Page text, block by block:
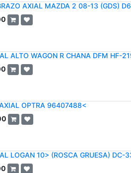
AXIAL MAZDA 2 08-13 (GDS)
ALTO WAGON R CHANA DFM HF-
OPTRA 96407488<
LOGAN 10> (ROSCA GRUESA) DC-